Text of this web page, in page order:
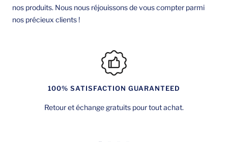
nos produits. Nous nous réjouissons de vous compter parmi
nos précieux clients !
100% SATISFACTION GUARANTEED
Retour et échange gratuits pour tout achat.